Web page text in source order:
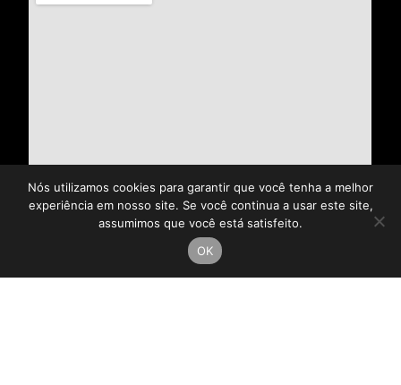
Nós utilizamos cookies para garantir que você tenha a melhor
experiência em nosso site. Se você continua a usar este site,
assumimos que você está satisfeito.
OK